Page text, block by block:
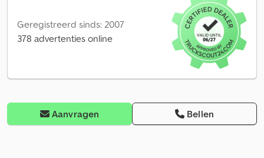
Geregistreerd sinds: 2007
378 advertenties online
Aanvragen Bellen